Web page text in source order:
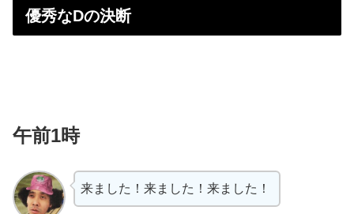
優秀なDの決断
午前1時
来ました！来ました！来ました！